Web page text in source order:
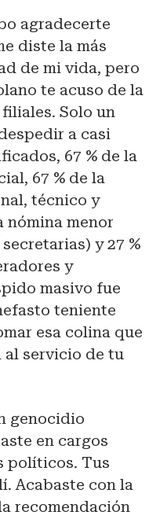
agradecerte
diste la más
de mi vida, pero
te acuso de la
Solo un
a casi
67 % de la
67 % de la
técnico y
nómina menor
y 27 %
y
masivo fue
teniente
esa colina que
al servicio de tu
genocidio
en cargos
políticos. Tus
Acabaste con la
recomendación